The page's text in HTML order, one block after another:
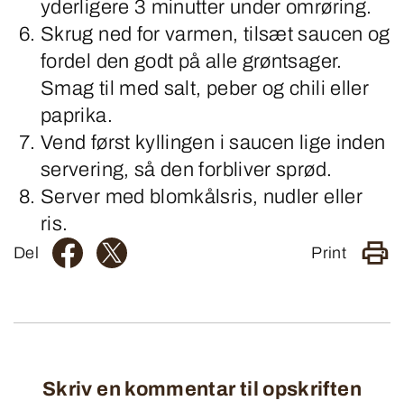
yderligere 3 minutter under omrøring.
Skrug ned for varmen, tilsæt saucen og
fordel den godt på alle grøntsager.
Smag til med salt, peber og chili eller
paprika.
Vend først kyllingen i saucen lige inden
servering, så den forbliver sprød.
Server med blomkålsris, nudler eller
ris.
Del Print
Skriv en kommentar til opskriften